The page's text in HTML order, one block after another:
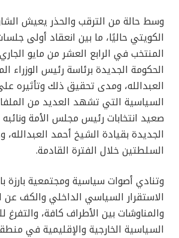
وسط حالة من الترقب والحذر يعيش
الكويتي حاليًا، ما بين انعقاد أولى
المنتخب في الرابع العشر من مايو
الحكومة الجديدة برئاسة رئيس الوزراء
العبدالله، ومدى تحقيق ذلك وتأثيره
السياسية التي تشهد العديد من
صعيد انتخابات رئيس مجلس الأمة
الجديدة بقيادة الشيخ أحمد العبدالله،
السلطتين خلال الفترة القادمة.
وتنادي أصوات سياسية ومجتمعية بارزة
الاستقرار السياسي الداخلي والكف عن
والمناوشات بين الأطراف كافة، والتفرغ
السياسية الخارجية والإقليمية في